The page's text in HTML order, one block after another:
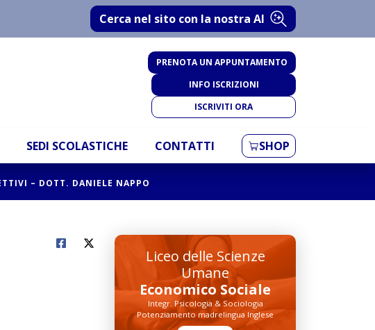
Cerca nel sito con la nostra AI
PRENOTA UN APPUNTAMENTO
INFO ISCRIZIONI
ISCRIVITI ORA
SEDI SCOLASTICHE CONTATTI SHOP
– DOTT. DANIELE NAPPO
Liceo delle Scienze
Umane
Economico Sociale
Integr. Psicologia & Sociologia
Potenziamento madrelingua Inglese